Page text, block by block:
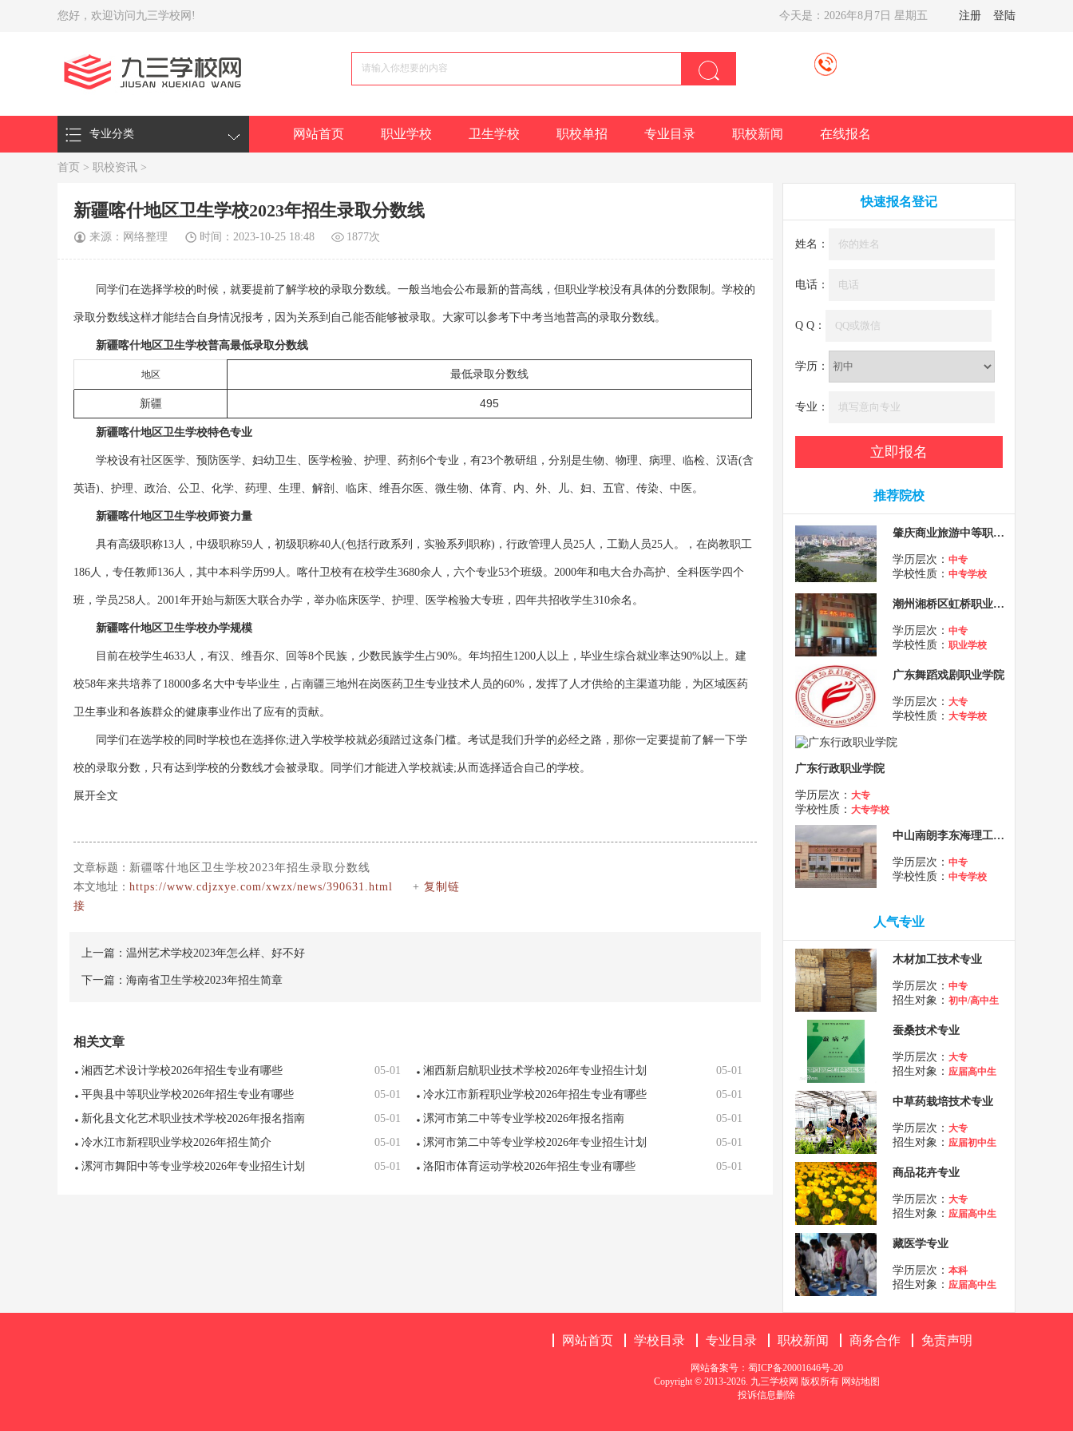
您好，欢迎访问九三学校网! 今天是： 2026年8月7日 星期五 注册 登陆
专业分类 网站首页 职业学校 卫生学校 职校单招 专业目录 职校新闻 在线报名
首页 > 职校资讯 >
新疆喀什地区卫生学校2023年招生录取分数线
来源：网络整理 时间：2023-10-25 18:48 1877次
同学们在选择学校的时候，就要提前了解学校的录取分数线。一般当地会公布最新的普高线，但职业学校没有具体的分数限制。学校的
录取分数线这样才能结合自身情况报考，因为关系到自己能否能够被录取。大家可以参考下中考当地普高的录取分数线。
新疆喀什地区卫生学校普高最低录取分数线
地区 最低录取分数线
新疆 495
新疆喀什地区卫生学校特色专业
学校设有社区医学、预防医学、妇幼卫生、医学检验、护理、药剂6个专业，有23个教研组，分别是生物、物理、病理、临检、汉语(含
英语)、护理、政治、公卫、化学、药理、生理、解剖、临床、维吾尔医、微生物、体育、内、外、儿、妇、五官、传染、中医。
新疆喀什地区卫生学校师资力量
具有高级职称13人，中级职称59人，初级职称40人(包括行政系列，实验系列职称)，行政管理人员25人，工勤人员25人。，在岗教职工
186人，专任教师136人，其中本科学历99人。喀什卫校有在校学生3680余人，六个专业53个班级。2000年和电大合办高护、全科医学四个
班，学员258人。2001年开始与新医大联合办学，举办临床医学、护理、医学检验大专班，四年共招收学生310余名。
新疆喀什地区卫生学校办学规模
目前在校学生4633人，有汉、维吾尔、回等8个民族，少数民族学生占90%。年均招生1200人以上，毕业生综合就业率达90%以上。建
校58年来共培养了18000多名大中专毕业生，占南疆三地州在岗医药卫生专业技术人员的60%，发挥了人才供给的主渠道功能，为区域医药
卫生事业和各族群众的健康事业作出了应有的贡献。
同学们在选学校的同时学校也在选择你;进入学校学校就必须踏过这条门槛。考试是我们升学的必经之路，那你一定要提前了解一下学
校的录取分数，只有达到学校的分数线才会被录取。同学们才能进入学校就读;从而选择适合自己的学校。
展开全文
文章标题： 新疆喀什地区卫生学校2023年招生录取分数线
本文地址： https://www.cdjzxye.com/xwzx/news/390631.html + 复制链
接
上一篇： 温州艺术学校2023年怎么样、好不好
下一篇： 海南省卫生学校2023年招生简章
相关文章
湘西艺术设计学校2026年招生专业有哪些 05-01 湘西新启航职业技术学校2026年专业招生计划
05-01
平舆县中等职业学校2026年招生专业有哪些
05-01 冷水江市新程职业学校2026年招生专业有哪些
05-01
新化县文化艺术职业技术学校2026年报名指南
05-01 漯河市第二中等专业学校2026年报名指南
05-01
冷水江市新程职业学校2026年招生简介
05-01 漯河市第二中等专业学校2026年专业招生计划
05-01
漯河市舞阳中等专业学校2026年专业招生计划
05-01 洛阳市体育运动学校2026年招生专业有哪些 05-01
快速报名登记
姓名：
电话：
Q Q：
学历：
专业：
推荐院校
肇庆商业旅游中等职业学校
学历层次： 中专
学校性质： 中专学校
潮州湘桥区虹桥职业中学
学历层次： 中专
学校性质： 职业学校
广东舞蹈戏剧职业学院
学历层次： 大专
学校性质： 大专学校
广东行政职业学院
学历层次： 大专
学校性质： 大专学校
中山南朗李东海理工学校
学历层次： 中专
学校性质： 中专学校
人气专业
木材加工技术专业
学历层次： 中专
招生对象： 初中/高中生
蚕桑技术专业
学历层次： 大专
招生对象： 应届高中生
中草药栽培技术专业
学历层次： 大专
招生对象： 应届初中生
商品花卉专业
学历层次： 大专
招生对象： 应届高中生
藏医学专业
学历层次： 本科
招生对象： 应届高中生
网站首页 学校目录 专业目录 职校新闻 商务合作 免责声明
网站备案号： 蜀ICP备20001646号-20
Copyright © 2013-2026. 九三学校网 版权所有 网站地图
投诉信息删除